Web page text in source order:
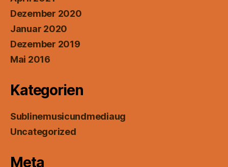
Dezember 2020
Januar 2020
Dezember 2019
Mai 2016
Kategorien
Sublinemusicundmediaug
Uncategorized
Meta